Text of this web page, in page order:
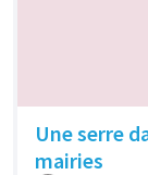
Une serre
mairies